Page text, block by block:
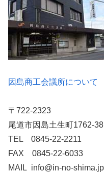
因島商工会議所について
〒722-2323
尾道市因島土生町1762-38
TEL 0845-22-2211
FAX 0845-22-6033
MAIL info@in-no-shima.jp